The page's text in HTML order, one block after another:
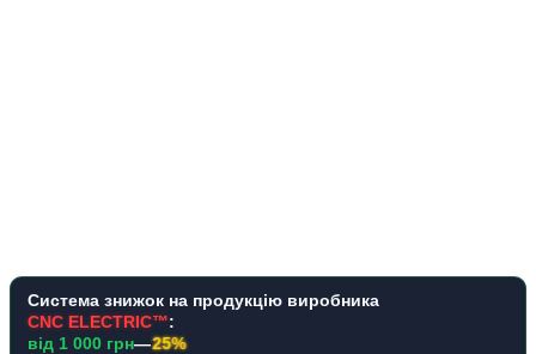
Система знижок на продукцію виробника
CNC ELECTRIC™:
від 1 000 грн—25%